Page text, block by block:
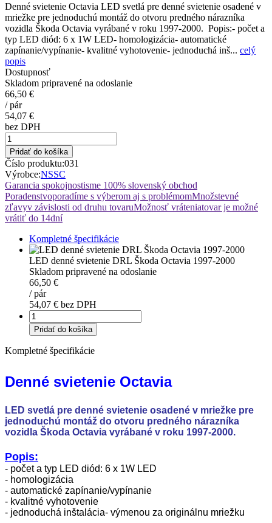
Denné svietenie Octavia LED svetlá pre denné svietenie osadené v
mriežke pre jednoduchú montáž do otvoru predného nárazníka
vozidla Škoda Octavia vyrábané v roku 1997-2000. Popis:- počet a
typ LED diód: 6 x 1W LED- homologizácia- automatické
zapínanie/vypínanie- kvalitné vyhotovenie- jednoduchá inš... celý
popis
Dostupnosť
Skladom pripravené na odoslanie
66,50 €
/pár
54,07 €
bez DPH
Pridať do košíka
Číslo produktu:031
Výrobce:NSSC
Garancia spokojnostisme 100% slovenský obchod
Poradenstvoporadíme s výberom aj s problémomMnožstevné
zľavyv závislosti od druhu tovaruMožnosť vráteniatovar je možné
vrátiť do 14dní
Kompletné špecifikácie
LED denné svietenie DRL Škoda Octavia 1997-2000
Skladom pripravené na odoslanie
66,50 €
/pár
54,07 € bez DPH
Pridať do košíka
Kompletné špecifikácie
Denné svietenie Octavia
LED svetlá pre denné svietenie osadené v mriežke pre
jednoduchú montáž do otvoru predného nárazníka
vozidla Škoda Octavia vyrábané v roku 1997-2000.
Popis:
- počet a typ LED diód: 6 x 1W LED
- homologizácia
- automatické zapínanie/vypínanie
- kvalitné vyhotovenie
- jednoduchá inštalácia- výmenou za originálnu mriežku